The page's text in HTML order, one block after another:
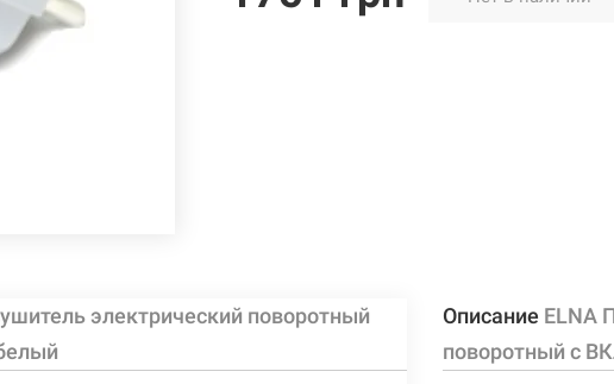
электрический поворотный
Описание ELNA
поворотный с